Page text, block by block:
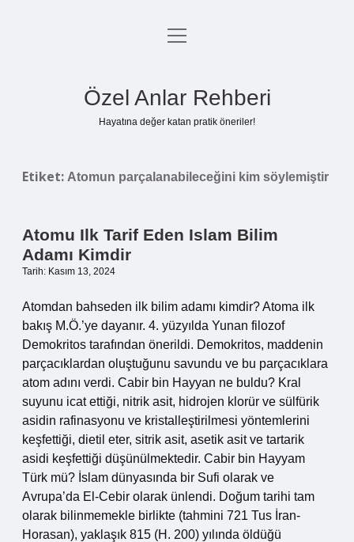
Anasayfa
menüyü
Özel Anlar Rehberi
Hayatına değer katan pratik öneriler!
Etiket: Atomun parçalanabileceğini kim söylemiştir
Atomu Ilk Tarif Eden Islam Bilim
Adamı Kimdir
Tarih: Kasım 13, 2024
Atomdan bahseden ilk bilim adamı kimdir? Atoma ilk
bakış M.Ö.’ye dayanır. 4. yüzyılda Yunan filozof
Demokritos tarafından önerildi. Demokritos, maddenin
parçacıklardan oluştuğunu savundu ve bu parçacıklara
atom adını verdi. Cabir bin Hayyan ne buldu? Kral
suyunu icat ettiği, nitrik asit, hidrojen klorür ve sülfürik
asidin rafinasyonu ve kristalleştirilmesi yöntemlerini
keşfettiği, dietil eter, sitrik asit, asetik asit ve tartarik
asidi keşfettiği düşünülmektedir. Cabir bin Hayyam
Türk mü? İslam dünyasında bir Sufi olarak ve
Avrupa’da El-Cebir olarak ünlendi. Doğum tarihi tam
olarak bilinmemekle birlikte (tahmini 721 Tus İran-
Horasan), yaklaşık 815 (H. 200) yılında öldüğü